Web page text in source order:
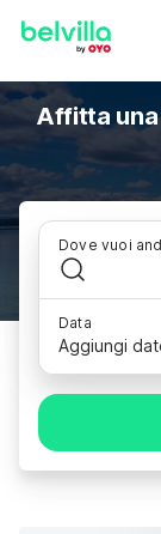
Affitta una
Dove vuoi
Data
Aggiungi